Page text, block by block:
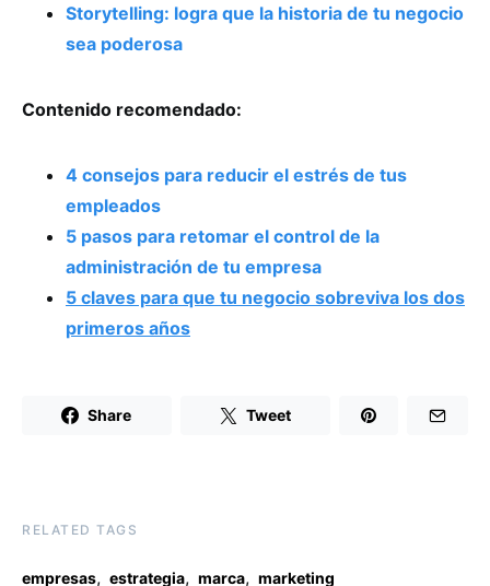
Storytelling: logra que la historia de tu negocio
sea poderosa
Contenido recomendado:
4 consejos para reducir el estrés de tus
empleados
5 pasos para retomar el control de la
administración de tu empresa
5 claves para que tu negocio sobreviva los dos
primeros años
Share Tweet
RELATED TAGS
empresas, estrategia, marca, marketing